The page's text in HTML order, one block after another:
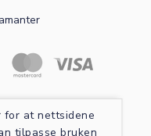
for at nettsidene
tilpasse bruken
betaling